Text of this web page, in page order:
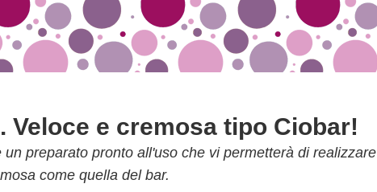
e cremosa tipo Ciobar!
preparato pronto all'uso che vi permetterà di realizzare
come quella del bar.